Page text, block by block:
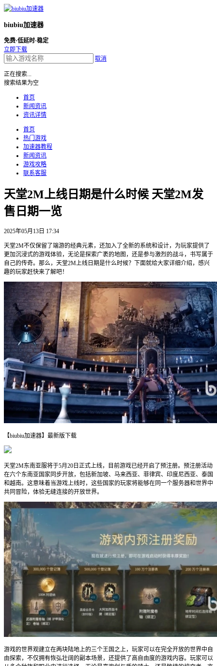
biubiu加速器
免费·低延时·稳定
立即下载
取消
正在搜索...
搜索结果为空
首页
新闻资讯
资讯详情
首页
热门游戏
加速器教程
新闻资讯
游戏攻略
联系客服
天堂2M上线日期是什么时候 天堂2M发
售日期一览
2025年05月13日 17:34
天堂2M不仅保留了端游的经典元素，还加入了全新的系统和设计，为玩家提供了
更加沉浸式的游戏体验，无论是探索广袤的地图，还是参与激烈的战斗，书写属于
自己的传奇。那么，天堂2M上线日期是什么时候？下面就给大家详细介绍，感兴
趣的玩家赶快来了解吧！
【biubiu加速器】最新版下载
天堂2M东南亚服将于5月20日正式上线，目前游戏已经开启了预注册。预注册活动
在六个东南亚国家同步开放，包括新加坡、马来西亚、菲律宾、印度尼西亚、泰国
和越南。这意味着当游戏上线时，这些国家的玩家将能够在同一个服务器和世界中
共同冒险，体验无缝连接的开放世界。
游戏的世界观建立在两块陆地上的三个王国之上，玩家可以在完全开放的世界中自
由探索，不仅拥有恢弘壮阔的副本场景，还提供了高自由度的游戏内容。玩家可以